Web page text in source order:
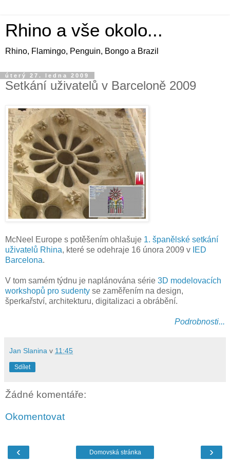
Rhino a vše okolo...
Rhino, Flamingo, Penguin, Bongo a Brazil
úterý 27. ledna 2009
Setkání uživatelů v Barceloně 2009
McNeel Europe s potěšením ohlašuje 1. španělské setkání
uživatelů Rhina, které se odehraje 16 února 2009 v IED
Barcelona.
V tom samém týdnu je naplánována série 3D modelovacích
workshopů pro sudenty se zaměřením na design,
šperkařství, architekturu, digitalizaci a obrábění.
Podrobnosti...
Jan Slanina v 11:45
Sdílet
Žádné komentáře:
Okomentovat
‹ ›
Domovská stránka